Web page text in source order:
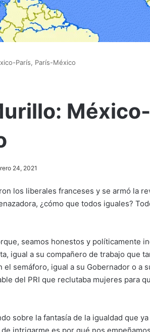
París, París-México
24, 2021
los liberales franceses y se armó la
¿cómo que todos iguales?
seamos honestos y políticamente
igual a su compañero de trabajo que
semáforo, igual a su Gobernador o a
del PRI que reclutaba mujeres para
sobre la fantasía de la igualdad que